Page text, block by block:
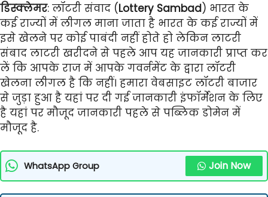
डिस्क्लेमर: लॉटरी संवाद (Lottery Sambad) भारत के
कई राज्यों में लीगल माना जाता है भारत के कई राज्यों में
इसे खेलने पर कोई पाबंदी नहीं होते हो लेकिन लाटरी
संबाद लाटरी खरीदने से पहले आप यह जानकारी प्राप्त कर
लें कि आपके राज में आपके गवर्नमेंट के द्वारा लॉटरी
खेलना लीगल है कि नहीं। हमारा वेबसाइट लॉटरी बाजार
से जुड़ा हुआ है यहां पर दी गई जानकारी इंफॉर्मेशन के लिए
है यहां पर मौजूद जानकारी पहले से पब्लिक डोमेन में
मौजूद है.
WhatsApp Group Join Now